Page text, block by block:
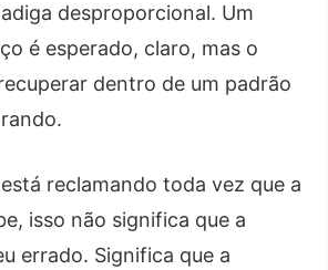
desproporcional. Um
é esperado, claro, mas o
dentro de um padrão
reclamando toda vez que a
isso não significa que a
errado. Significa que a